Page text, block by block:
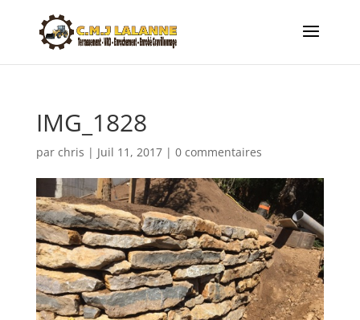
IMG_1828
par chris | Juil 11, 2017| 0 commentaires